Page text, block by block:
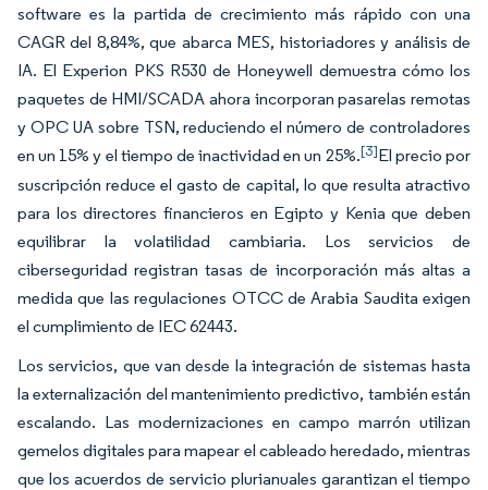
software es la partida de crecimiento más rápido con una
CAGR del 8,84%, que abarca MES, historiadores y análisis de
IA. El Experion PKS R530 de Honeywell demuestra cómo los
paquetes de HMI/SCADA ahora incorporan pasarelas remotas
y OPC UA sobre TSN, reduciendo el número de controladores
en un 15% y el tiempo de inactividad en un 25%.[3]El precio por
suscripción reduce el gasto de capital, lo que resulta atractivo
para los directores financieros en Egipto y Kenia que deben
equilibrar la volatilidad cambiaria. Los servicios de
ciberseguridad registran tasas de incorporación más altas a
medida que las regulaciones OTCC de Arabia Saudita exigen
el cumplimiento de IEC 62443.
Los servicios, que van desde la integración de sistemas hasta
la externalización del mantenimiento predictivo, también están
escalando. Las modernizaciones en campo marrón utilizan
gemelos digitales para mapear el cableado heredado, mientras
que los acuerdos de servicio plurianuales garantizan el tiempo